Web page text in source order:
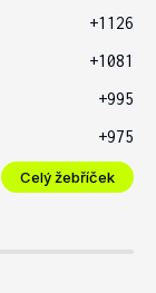
+1126
+1081
+995
+975
Celý žebříček